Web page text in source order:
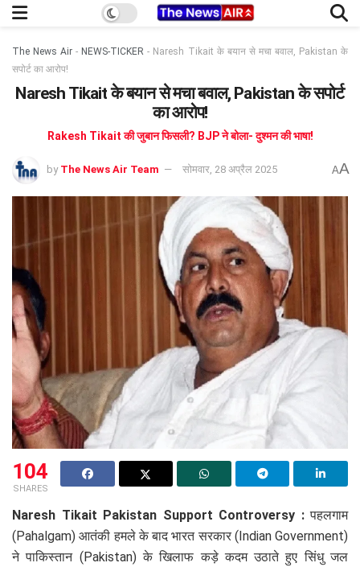
The News Air - NEWS-TICKER - Naresh Tikait के बयान से मचा बवाल, Pakistan के
सपोर्ट का आरोप!
Naresh Tikait के बयान से मचा बवाल, Pakistan के सपोर्ट
का आरोप!
Rakesh Tikait की जुबान फिसली? BJP ने बोला- दुश्मन की भाषा!
by The News Air Team सोमवार, 28 अप्रैल 2025 AA
104
SHARES
Naresh Tikait Pakistan Support Controversy :पहलगाम
(Pahalgam) आतंकी हमले के बाद भारत सरकार (Indian Government)
ने पाकिस्तान (Pakistan) के खिलाफ कड़े कदम उठाते हुए सिंधु जल